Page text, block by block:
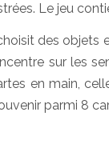
Le jeu
des objets
sur les
en main,
parmi 8